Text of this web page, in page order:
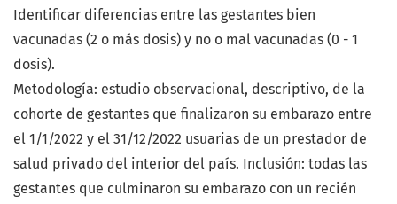
Identificar diferencias entre las gestantes bien
vacunadas (2 o más dosis) y no o mal vacunadas (0 - 1
dosis).
Metodología: estudio observacional, descriptivo, de la
cohorte de gestantes que finalizaron su embarazo entre
el 1/1/2022 y el 31/12/2022 usuarias de un prestador de
salud privado del interior del país. Inclusión: todas las
gestantes que culminaron su embarazo con un recién